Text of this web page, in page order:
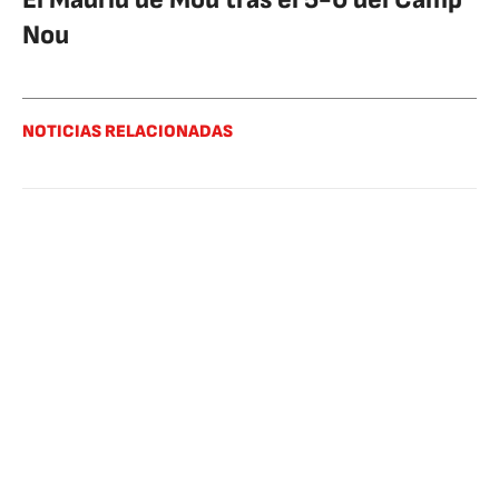
Nou
NOTICIAS RELACIONADAS